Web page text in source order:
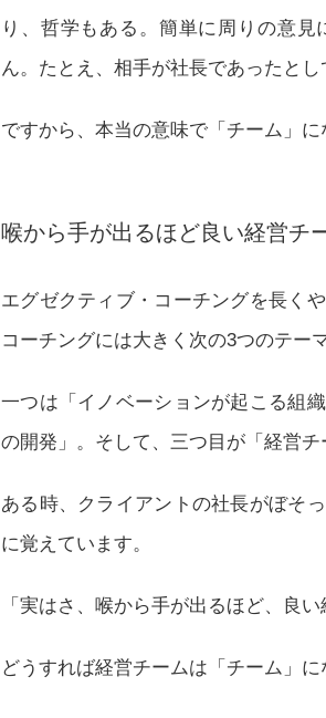
り、哲学もある。簡単に周りの意
ん。たとえ、相手が社長であったとし
ですから、本当の意味で「チーム」に
喉から手が出るほど良い経営チ
エグゼクティブ・コーチングを長く
コーチングには大きく次の3つのテー
一つは「イノベーションが起こる組
の開発」。そして、三つ目が「経営チ
ある時、クライアントの社長がぼそ
に覚えています。
「実はさ、喉から手が出るほど、良
どうすれば経営チームは「チーム」